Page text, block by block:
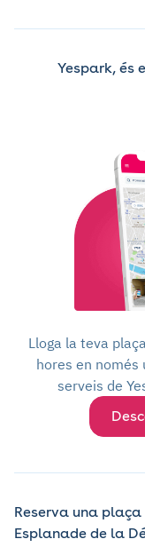
Yespark, és
Lloga la teva
hores en només
serveis de
Reserva una
Esplanade de la